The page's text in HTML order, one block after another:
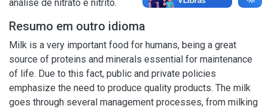
análise de nitrato e nitrito.
Resumo em outro idioma
Milk is a very important food for humans, being a great
source of proteins and minerals essential for maintenance
of life. Due to this fact, public and private policies
emphasize the need to produce quality products. The milk
goes through several management processes, from milking